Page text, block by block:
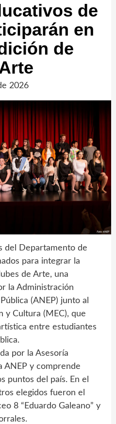
de
en
de
2026
del Departamento de
para integrar la
de Arte, una
la Administración
(ANEP) junto al
y Cultura (MEC), que
entre estudiantes
por la Asesoría
ANEP y comprende
puntos del país. En el
elegidos fueron el
8 “Eduardo Galeano” y